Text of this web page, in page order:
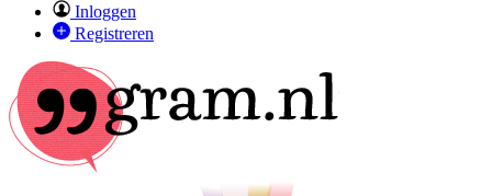
Inloggen
Registreren